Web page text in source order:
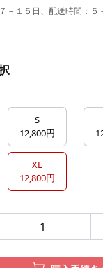
－１５日、配送時間：
S
12,800円
XL
12,800円